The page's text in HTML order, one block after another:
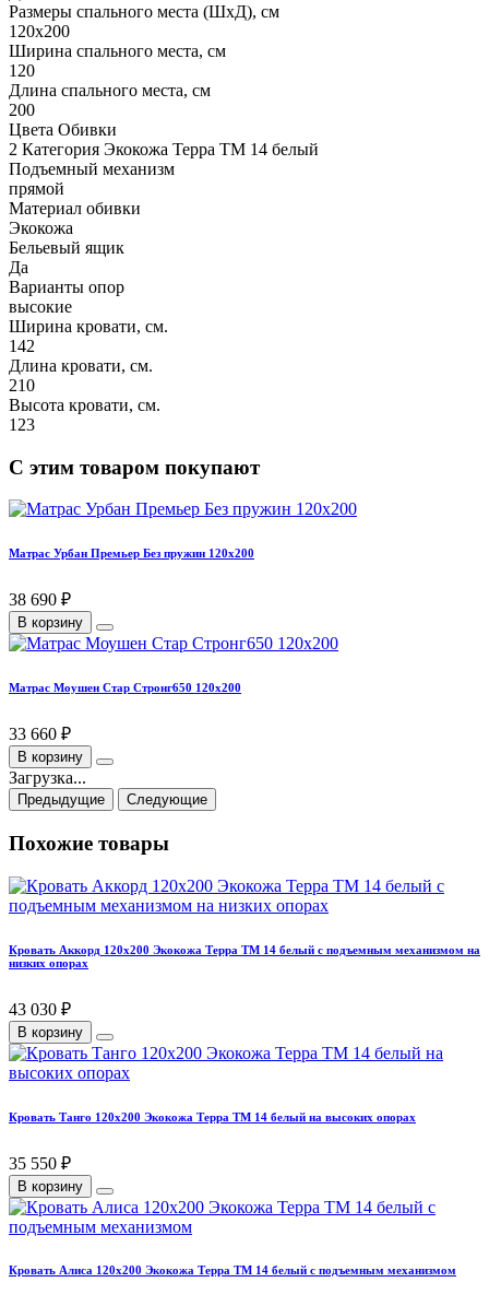
Размеры спального места (ШхД), см
120х200
Ширина спального места, см
120
Длина спального места, см
200
Цвета Обивки
2 Категория Экокожа Терра ТМ 14 белый
Подъемный механизм
прямой
Материал обивки
Экокожа
Бельевый ящик
Да
Варианты опор
высокие
Ширина кровати, см.
142
Длина кровати, см.
210
Высота кровати, см.
123
С этим товаром покупают
Матрас Урбан Премьер Без пружин 120х200
38 690 ₽
В корзину
Матрас Моушен Стар Стронг650 120х200
33 660 ₽
В корзину
Загрузка...
Предыдущие Следующие
Похожие товары
Кровать Аккорд 120х200 Экокожа Терра ТМ 14 белый с подъемным механизмом на
низких опорах
43 030 ₽
В корзину
Кровать Танго 120х200 Экокожа Терра ТМ 14 белый на высоких опорах
35 550 ₽
В корзину
Кровать Алиса 120х200 Экокожа Терра ТМ 14 белый с подъемным механизмом